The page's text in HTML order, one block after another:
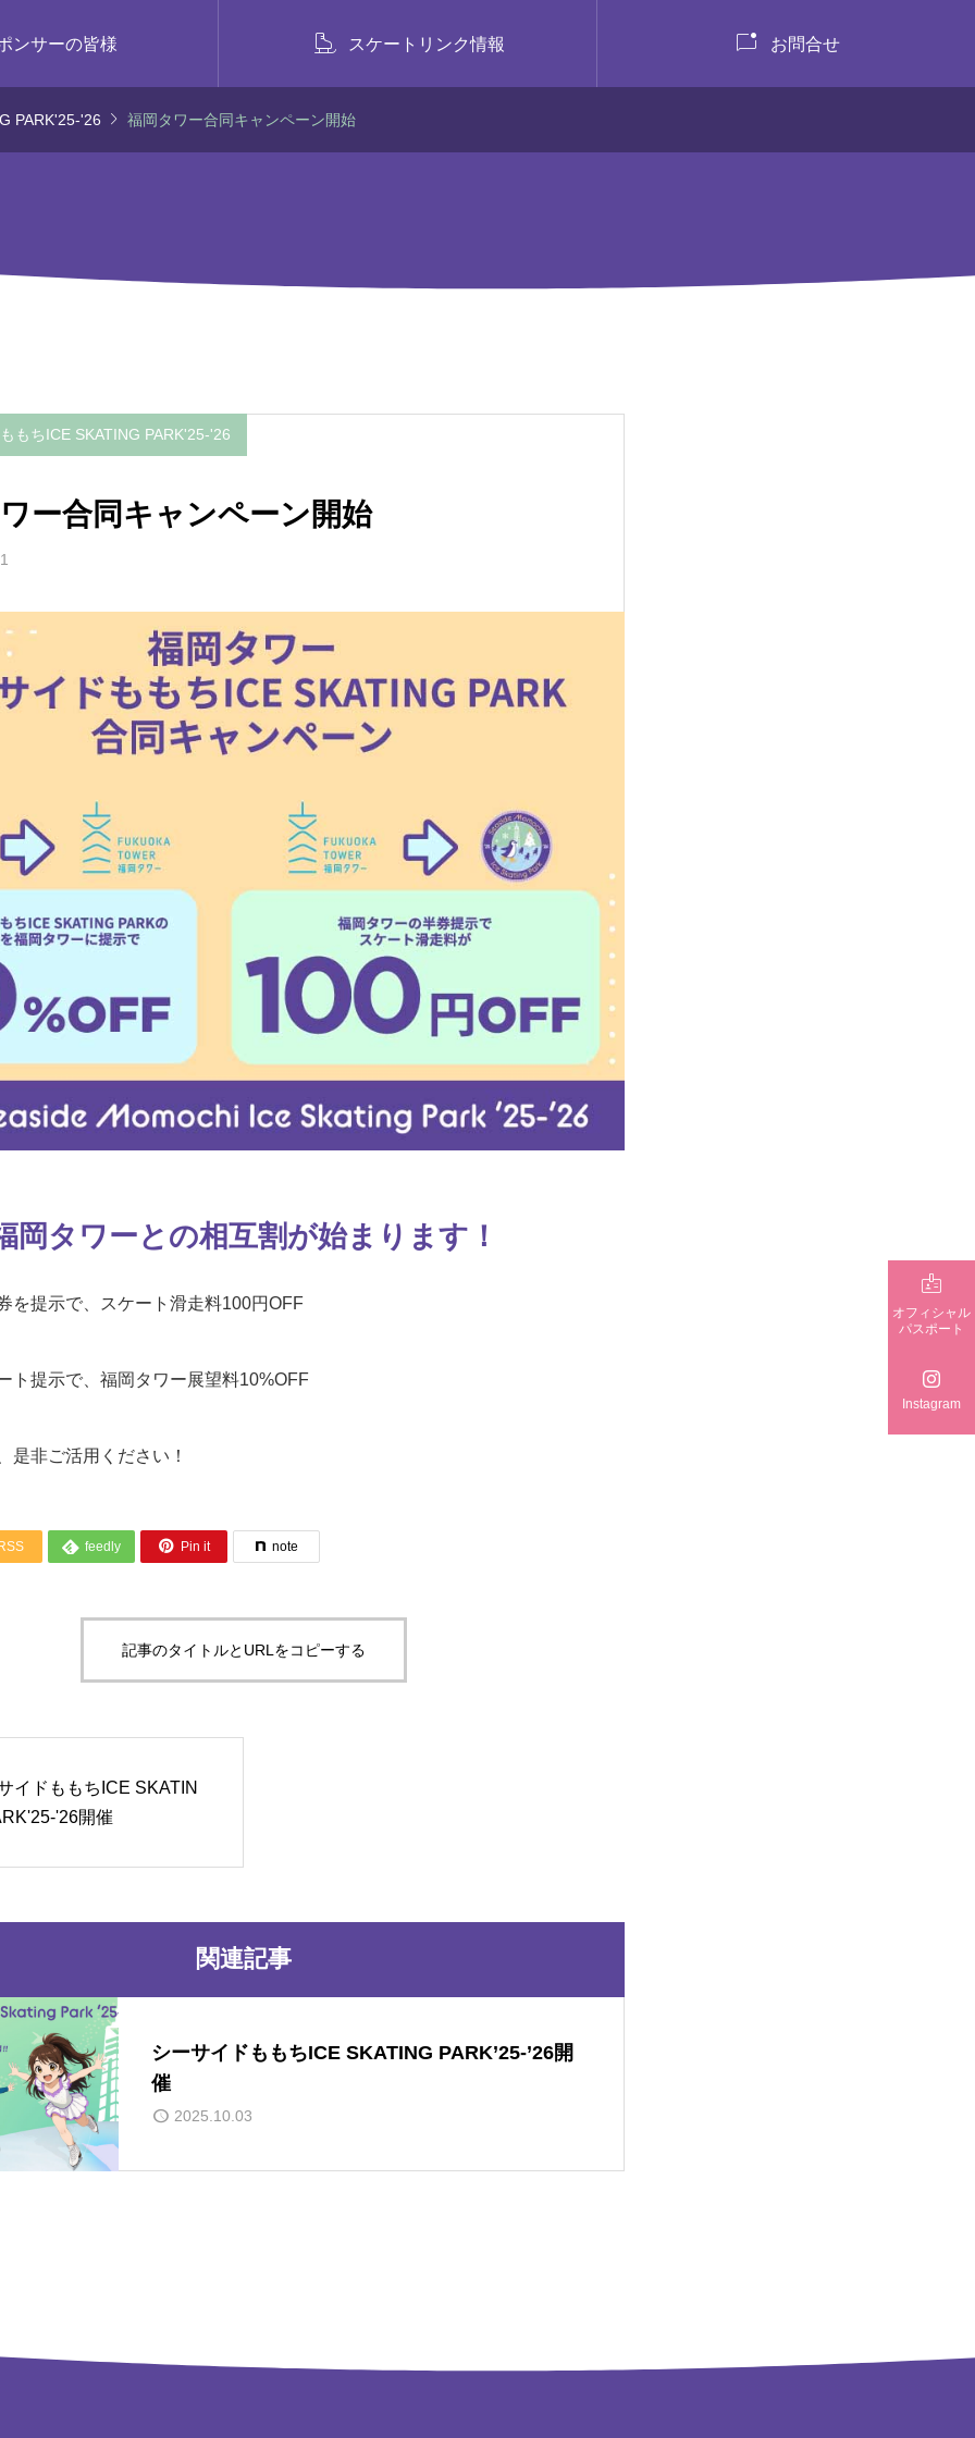
ンサーの皆様  スケートリンク情報  お問合せ
PARK'25-'26  福岡タワー合同キャンペーン開始
もちICE SKATING PARK'25-'26
ー合同キャンペーン開始
岡タワーとの相互割が始まります！
を提示で、スケート滑走料100円OFF
ト提示で、福岡タワー展望料10%OFF
是非ご活用ください！
 feedly  Pin it note
記事のタイトルとURLをコピーする
イドももちICE SKATIN
'26開催
関連記事
シーサイドももちICE SKATING PARK’25-’26開
催
2025.10.03

オフィシャル
パスポート

Instagram